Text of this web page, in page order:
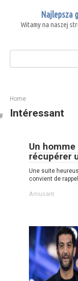
content
Najlepsza
Witamy na naszej
Search:
Home
Intéressant
Un
récupérer
Une suite
convient de
Amusant